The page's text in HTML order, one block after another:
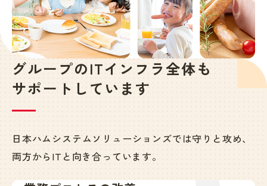
グループのITインフラ全体も
サポートしています
日本ハムシステムソリューションズでは守りと攻め、
両方からITと向き合っています。